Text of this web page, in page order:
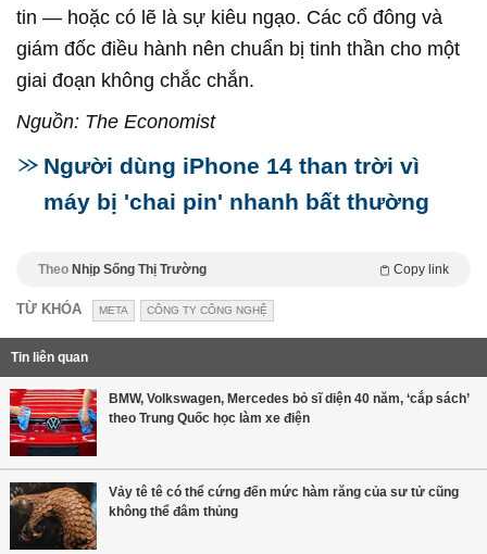
tin — hoặc có lẽ là sự kiêu ngạo. Các cổ đông và
giám đốc điều hành nên chuẩn bị tinh thần cho một
giai đoạn không chắc chắn.
Nguồn: The Economist
Người dùng iPhone 14 than trời vì
máy bị 'chai pin' nhanh bất thường
Theo Nhịp Sống Thị Trường Copy link
TỪ KHÓA META CÔNG TY CÔNG NGHỆ
Tin liên quan
BMW, Volkswagen, Mercedes bỏ sĩ diện 40 năm, ‘cắp sách’
theo Trung Quốc học làm xe điện
Vảy tê tê có thể cứng đến mức hàm răng của sư tử cũng
không thể đâm thủng